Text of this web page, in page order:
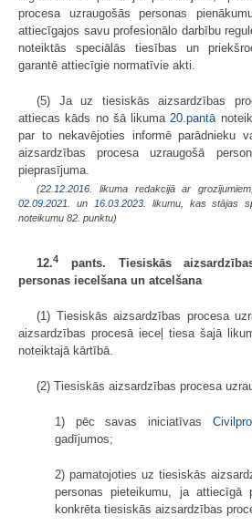
procesa uzraugošās personas
attiecīgajos savu profesionālo darbību
noteiktās speciālās tiesības un
garantē attiecīgie normatīvie akti.
(5) Ja uz tiesiskās aizsardzības
attiecas kāds no šā likuma 20.pantā
par to nekavējoties informē parādnieku
aizsardzības procesa uzraugošā
pieprasījuma.
(22.12.2016 . likuma redakcijā ar
02.09.2021.
un 16.03.2023. likumu, kas stājas
noteikumu 82. punktu)
12.4
pants. Tiesiskās
personas iecelšana un atcelšana
(1) Tiesiskās aizsardzības procesa
aizsardzības procesā ieceļ tiesa šajā
noteiktajā kārtībā.
(2) Tiesiskās aizsardzības procesa
1) pēc savas iniciatīvas
gadījumos;
2) pamatojoties uz tiesiskās
personas pieteikumu, ja attiecīgā
konkrēta tiesiskās aizsardzības